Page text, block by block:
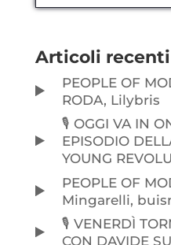
Articoli recenti
PEOPLE OF
RODA, Lilybris
🎙️ OGGI VA IN
EPISODIO
YOUNG
PEOPLE OF
Mingarelli,
🎙️ VENERDÌ
CON DAVIDE